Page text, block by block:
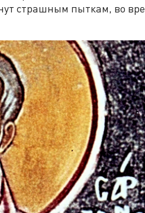
страшным пыткам, во